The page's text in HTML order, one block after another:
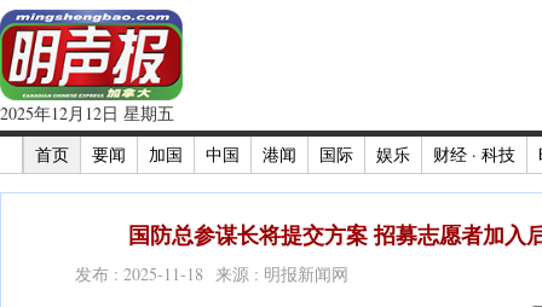
2025年12月12日 星期五
首页
要闻 加国 中国 港闻 国际 娱乐 财经 · 科技
国防总参谋长将提交方案 招募志愿者加入
发布 : 2025-11-18 来源 : 明报新闻网